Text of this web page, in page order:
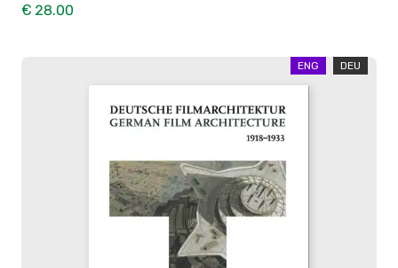
€ 28.00
ENG DEU